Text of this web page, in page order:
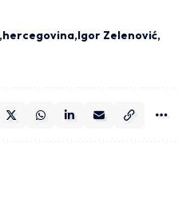
hercegovina Igor Zelenović